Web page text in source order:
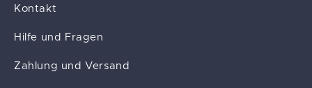
Kontakt
Hilfe und Fragen
Zahlung und Versand